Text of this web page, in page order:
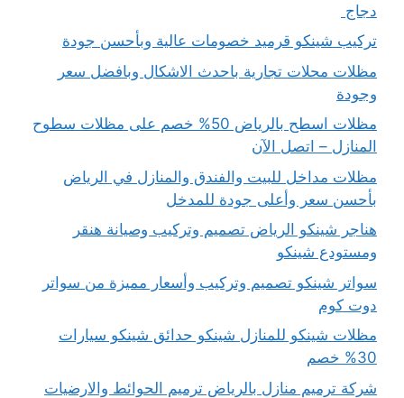
دجاج
تركيب شينكو قرميد خصومات عالية وبأحسن جودة
مظلات محلات تجارية باحدث الاشكال وبافضل سعر
وجودة
مظلات اسطح بالرياض 50% خصم على مظلات سطوح
المنازل – اتصل الآن
مظلات مداخل للبيت والفندق والمنازل في الرياض
بأحسن سعر وأعلى جودة للمدخل
هناجر شينكو الرياض تصميم وتركيب وصيانة هنقر
ومستودع شينكو
سواتر شينكو تصميم وتركيب وأسعار مميزة من سواتر
دوت كوم
مظلات شينكو للمنازل شينكو حدائق شينكو سيارات
30% خصم
شركة ترميم منازل بالرياض ترميم الحوائط والارضيات